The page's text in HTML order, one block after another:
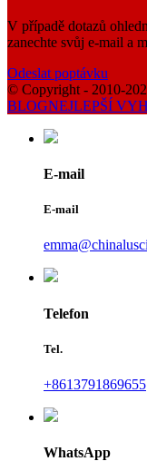
V případě dotazů
zanechte svůj e-mail a
Odeslat poptávku
© Copyright - 2010-
BLOGNEJLEPŠÍ
E-mail
E-mail
Telefon
Tel.
+8613791869655
WhatsApp